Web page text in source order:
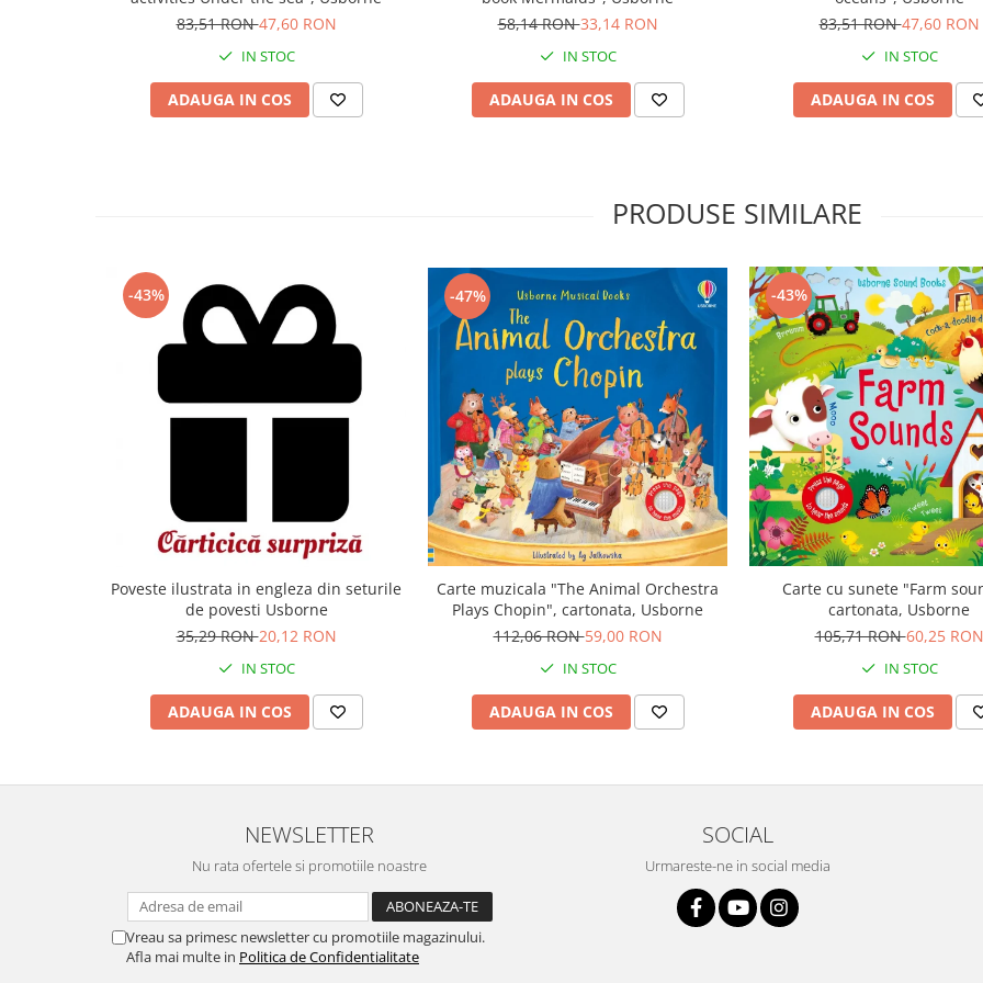
83,51 RON47,60 RON
IN STOC
ADAUGA IN COS
58,14 RON33,14 RON
IN STOC
ADAUGA IN COS
83,51 RON47,60 RON
IN STOC
ADAUGA IN COS
PRODUSE SIMILARE
-43%
Poveste ilustrata in engleza din seturile
de povesti Usborne
35,29 RON20,12 RON
IN STOC
ADAUGA IN COS
-47%
Carte muzicala "The Animal Orchestra
Plays Chopin", cartonata, Usborne
112,06 RON59,00 RON
IN STOC
ADAUGA IN COS
-43%
Carte cu sunete "Farm
cartonata, Usborne
105,71 RON60,25 RON
IN STOC
ADAUGA IN COS
NEWSLETTER
Nu rata ofertele si promotiile noastre
Vreau sa primesc newsletter cu promotiile magazinului.
Afla mai multe in Politica de Confidentialitate
SOCIAL
Urmareste-ne in social media